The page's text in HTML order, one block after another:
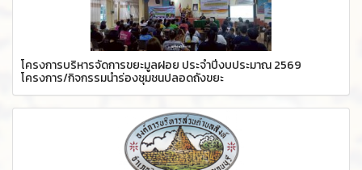
โครงการบริหารจัดการขยะมูลฝอย ประจำปีงบประมาณ 2569
โครงการ/กิจกรรมนำร่องชุมชนปลอดถังขยะ